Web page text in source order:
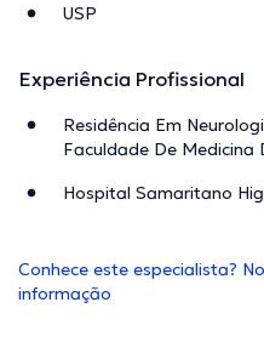
USP
Experiência Profissional
Residência Em
Faculdade De Medicina
Hospital Samaritano
Conhece este especialista?
informação